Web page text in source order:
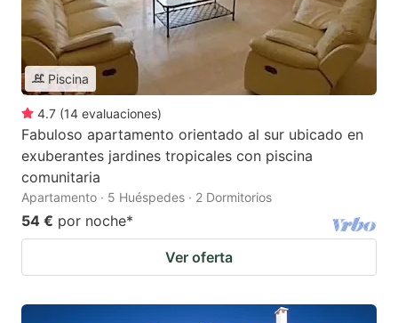
Piscina
4.7 (14 evaluaciones)
Fabuloso apartamento orientado al sur ubicado en
exuberantes jardines tropicales con piscina
comunitaria
Apartamento · 5 Huéspedes · 2 Dormitorios
54 € por noche*
Ver oferta